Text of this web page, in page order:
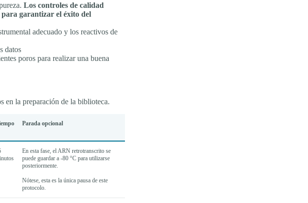
Los controles de calidad
para garantizar el éxito del
adecuado y los reactivos de
datos
poros para realizar una buena
en la preparación de la biblioteca.
Parada opcional
En esta fase, el ARN retrotranscrito se
puede guardar a -80 °C para utilizarse
posteriormente.
Nótese, esta es la única pausa de este
protocolo.